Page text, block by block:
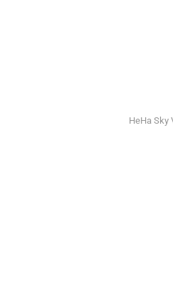
HeHa Sky